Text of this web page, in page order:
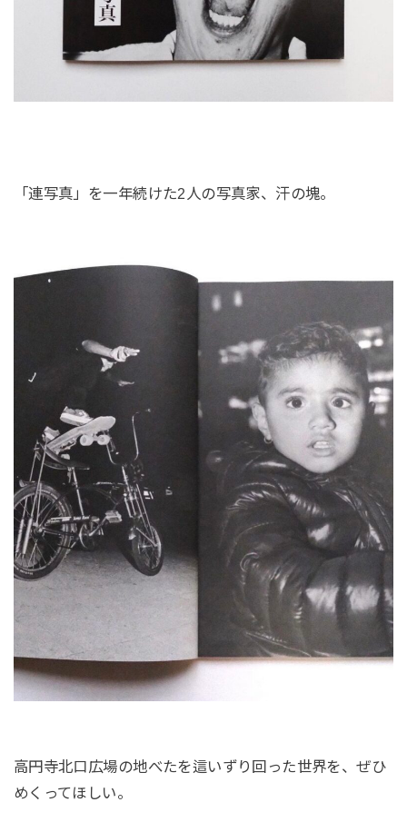
「連写真」を一年続けた2人の写真家、汗の塊。
高円寺北口広場の地べたを這いずり回った世界を、ぜひ
めくってほしい。